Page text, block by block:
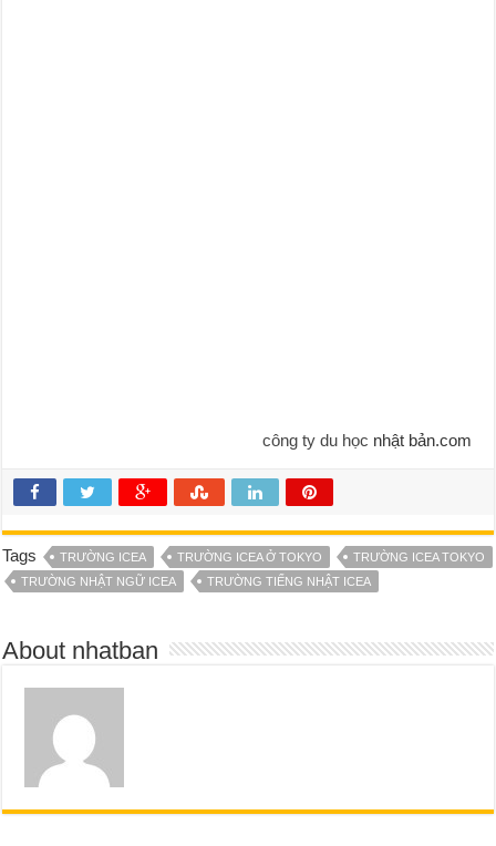
công ty du học nhật bản.com
Tags TRƯỜNG ICEA TRƯỜNG ICEA Ở TOKYO
TRƯỜNG ICEA TOKYO
TRƯỜNG NHẬT NGỮ ICEA
TRƯỜNG TIẾNG NHẬT ICEA
About nhatban